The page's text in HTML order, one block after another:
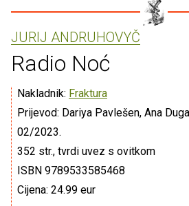
JURIJ ANDRUHOVYČ
Radio Noć
Nakladnik: Fraktura
Prijevod: Dariya Pavlešen, Ana
02/2023.
352 str., tvrdi uvez s ovitkom
ISBN 9789533585468
Cijena: 24.99 eur